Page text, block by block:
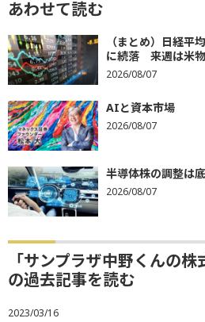
あわせて読む
（まとめ）日経平
に続落 来週は米
2026/08/07
AIと資本市場
2026/08/07
半導体株の調整は
2026/08/07
「サンプラザ中野くんの株
の過去記事を読む
2023/03/16